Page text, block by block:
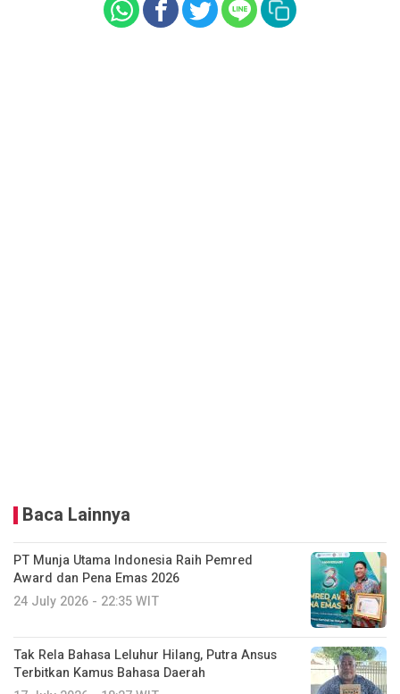
Baca Lainnya
PT Munja Utama Indonesia Raih Pemred
Award dan Pena Emas 2026
24 July 2026 - 22:35 WIT
Tak Rela Bahasa Leluhur Hilang, Putra Ansus
Terbitkan Kamus Bahasa Daerah